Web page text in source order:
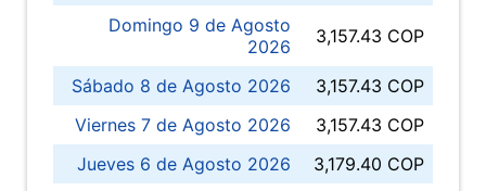
Domingo 9 de Agosto
2026
3,157.43 COP
Sábado 8 de Agosto 2026
3,157.43 COP
Viernes 7 de Agosto 2026
3,157.43 COP
Jueves 6 de Agosto 2026
3,179.40 COP